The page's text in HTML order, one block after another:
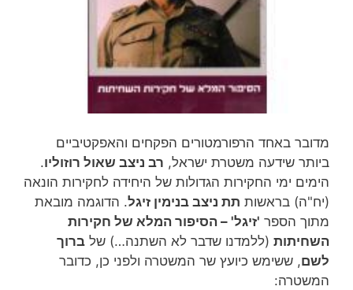
מדובר באחד הרפורמטורים הפקחים והאפקטיביים
ביותר שידעה משטרת ישראל, רב ניצב שאול רוזוליו.
הימים ימי החקירות הגדולות של היחידה לחקירות הונאה
(יח"ה) בראשות תת ניצב בנימין זיגל. הדוגמה מובאת
מתוך הספר 'זיגל' – הסיפור המלא של חקירות
השחיתות (ללמדנו שדבר לא השתנה…) של ברוך
לשם, ששימש כיועץ שר המשטרה ולפני כן, כדובר
המשטרה: